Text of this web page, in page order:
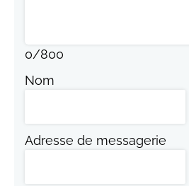
0/800
Nom
Adresse de messagerie